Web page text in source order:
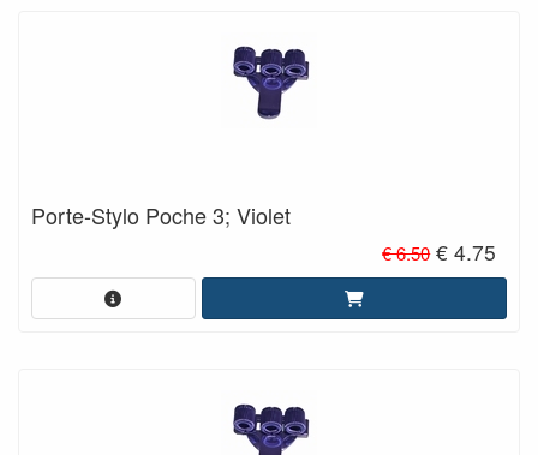
Porte-Stylo Poche 3; Violet
€ 6.50€ 4.75